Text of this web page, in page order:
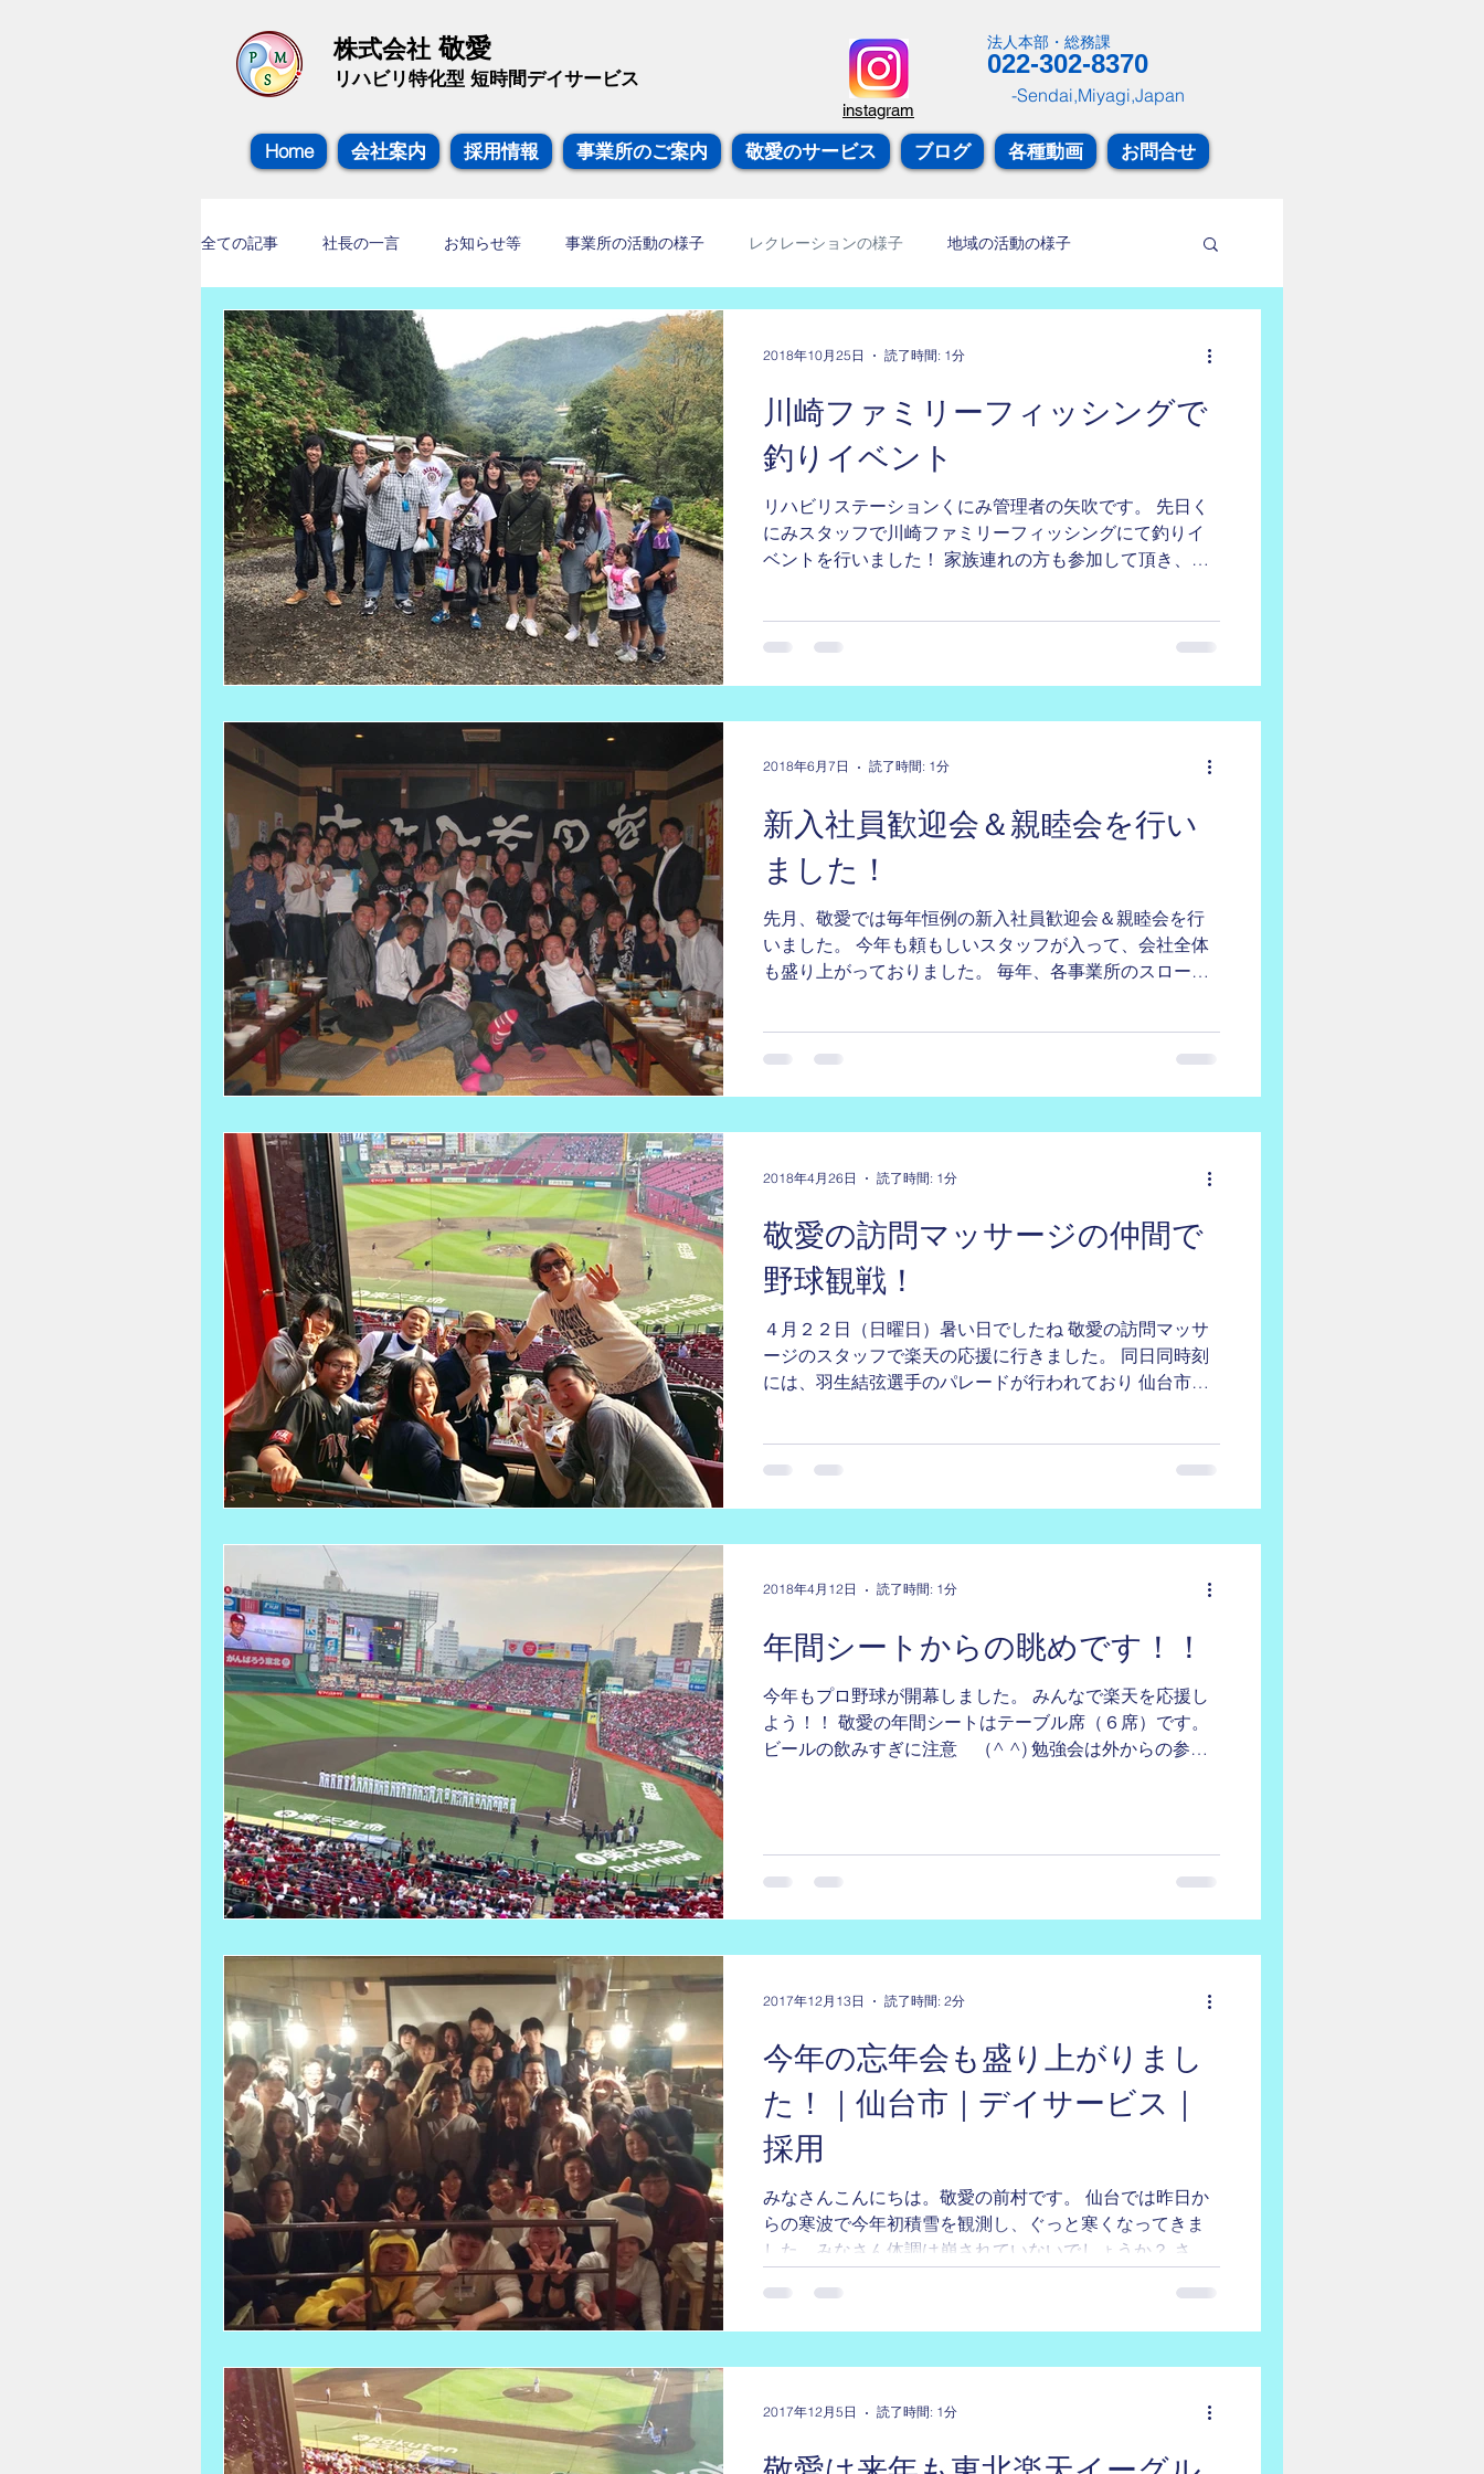
株式会社 敬愛
​リハビリ特化型 短時間デイサービス
instagram
022-302-8370
-Sendai,Miyagi,Japan
​法人本部・総務課
Home 会社案内 採用情報 事業所のご案内 敬愛のサービス ブログ 各種動画 お問合せ
全ての記事 社長の一言 お知らせ等 事業所の活動の様子 レクレーションの様子 地域の活動の様子
勉強会の様子 アンチエイジング
川崎ファミリーフィッシングで
釣りイベント
リハビリステーションくにみ管理者の矢吹です。 先日く
にみスタッフで川崎ファミリーフィッシングにて釣りイ
ベントを行いました！ 家族連れの方も参加して頂き、大
ております！...
2018年10月25日 読了時間: 1分
新入社員歓迎会＆親睦会を行い
ました！
先月、敬愛では毎年恒例の新入社員歓迎会＆親睦会を行
いました。 今年も頼もしいスタッフが入って、会社全体
も盛り上がっておりました。 毎年、各事業所のスローガ
2018年6月7日 読了時間: 1分
敬愛の訪問マッサージの仲間で
野球観戦！
４月２２日（日曜日）暑い日でしたね 敬愛の訪問マッサ
ージのスタッフで楽天の応援に行きました。 同日同時刻
には、羽生結弦選手のパレードが行われており 仙台市全
2018年4月26日 読了時間: 1分
年間シートからの眺めです！！
今年もプロ野球が開幕しました。 みんなで楽天を応援し
よう！！ 敬愛の年間シートはテーブル席（６席）です。
ビールの飲みすぎに注意 （^ ^) 勉強会は外からの参加
2018年4月12日 読了時間: 1分
今年の忘年会も盛り上がりまし
た！｜仙台市｜デイサービス｜
採用
みなさんこんにちは。敬愛の前村です。 仙台では昨日か
らの寒波で今年初積雪を観測し、ぐっと寒くなってきま
した。みなさん体調は崩されていないでしょうか？ さ
スタッフメインの総勢４０名程の参加となりました。...
2017年12月13日 読了時間: 2分
2017年12月5日 読了時間: 1分